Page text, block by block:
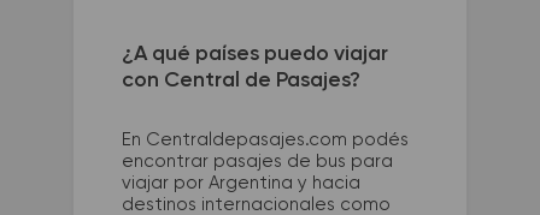
¿A qué países puedo viajar
con Central de Pasajes?
En Centraldepasajes.com podés
encontrar pasajes de bus para
viajar por Argentina y hacia
destinos internacionales como